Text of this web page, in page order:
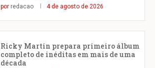
por redacao 4 de agosto de 2026
Ricky Martin prepara primeiro álbum
completo de inéditas em mais de uma
década